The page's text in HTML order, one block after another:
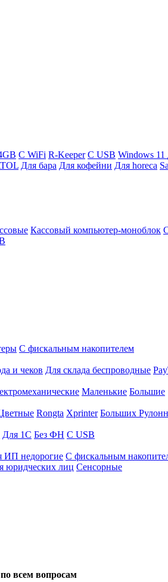
С WiFi R-Keeper С USB Windows 11
Для бара Для кофейни Для horeca
Кассовый компьютер-моноблок
С фискальным накопителем
и чеков Для склада беспроводные
Маленькие Большие
Rongta Xprinter Больших
Для 1С Без ФН С USB
ИП недорогие С фискальным
юридческих лиц Сенсорные
всем вопросам